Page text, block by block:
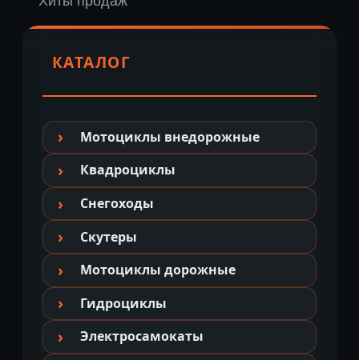
КАТАЛОГ
Мотоциклы внедорожные
Квадроциклы
Снегоходы
Скутеры
Мотоциклы дорожные
Гидроциклы
Электросамокаты